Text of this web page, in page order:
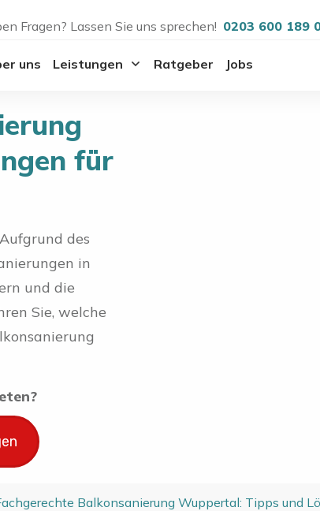
Fragen? Lassen Sie uns sprechen! 0203 600 189
uns Leistungen Ratgeber Jobs
für
des
in
und die
Sie, welche
Balkonsanierung Wuppertal: Tipps und